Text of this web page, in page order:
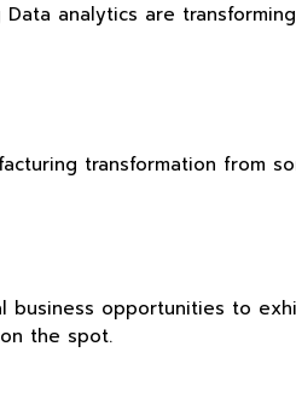
Data analytics are
transformation from
business opportunities to
the spot.